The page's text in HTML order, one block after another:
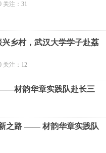
关注：31
兴乡村，武汉大学学子赴荔
关注：12
材韵华章实践队赴长三
之路 —— 材韵华章实践队